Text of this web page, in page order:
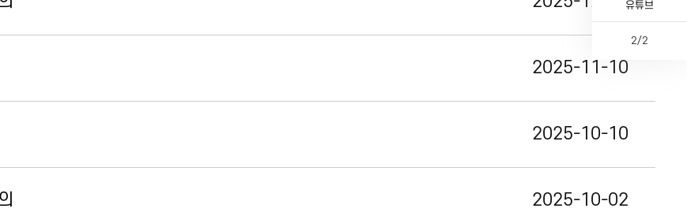
2025-11-10
2025-10-10
2025-10-02
카톡채널 유튜브
전
2
페
/
전
2